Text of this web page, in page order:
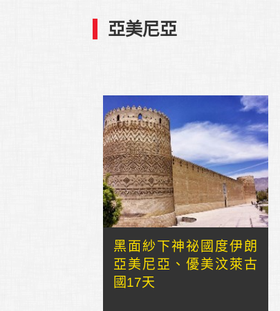
亞美尼亞
黑面紗下神祕國度伊朗
亞美尼亞、優美汶萊古
國17天